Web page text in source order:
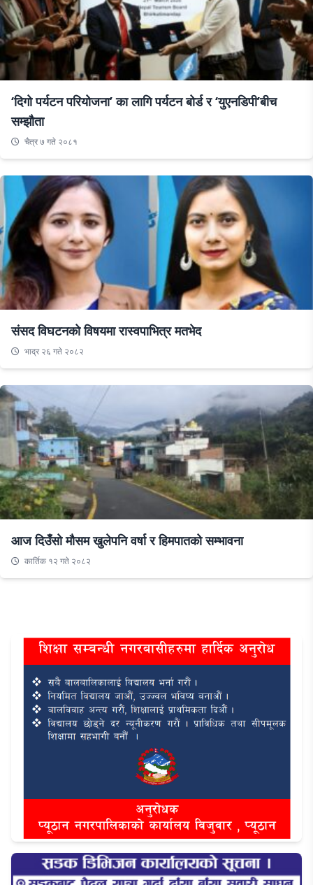
‘दिगो पर्यटन परियोजना’ का लागि पर्यटन बोर्ड र ‘युएनडिपी’बीच
सम्झौता
चैत्र ७ गते २०८१
संसद विघटनको विषयमा रास्वपाभित्र मतभेद
भाद्र २६ गते २०८२
आज दिउँसो मौसम खुलेपनि वर्षा र हिमपातको सम्भावना
कार्तिक १२ गते २०८२